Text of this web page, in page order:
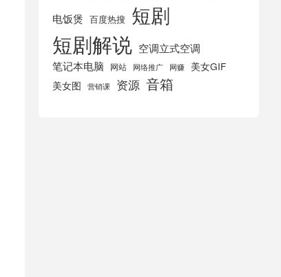
电饭煲 百度热搜 短剧
短剧解说 空调立式空调
笔记本电脑 网站 网络推广 网赚
美女GIF
美女图
营销课 资源 音箱